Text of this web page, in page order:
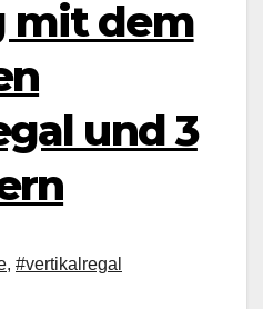
mit dem
und 3
, #vertikalregal